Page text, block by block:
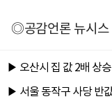
◎공감언론 뉴시스